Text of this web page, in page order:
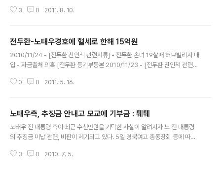
0억 '옥신각신' 2010/02/05 - [분류 전체보기] - 노태우 비자금 : 노태우 동생
박 친인척 관련서류] - 조현상 효성전무, 노재헌 하와이 콘도에 2백62만달러
콘도매입-자금출처는? 2009/10/13 - [노태우 친인척 관련서류] - 노태우 아
들 노재헌, 지난해 6월 ..
3 0 2011. 8. 10.
전두환-노태우경호에 혈세로 한해 15억원
2010/11/24 - [전두환 친인척 관련서류] - 전두환 손녀 19살때 허브빌리지 매
입 - 자금출처 의혹 [전두환 등기부등본 2010/11/23 - [전두환 친인척 관련서
것 줬나 2010/11/22 - [전두환 친인척 관련서류] - '근근이 산다던' 전재용, 미
- [전두환 친인척 관련서류] - 전두환 등기부등본 : 전두환 연희동 집 등기부등
본 2통 2010/11/17 - [전두환 친인척 관련서류] - 전두환 등기부등본 : 전재용
준아트빌 3채 ..
0 0 2011. 5. 16.
노태우측, 추징금 안내고 모교에 기부금 : 퉤퉤
노태우 전 대통령 측이 최근 수천만원을 기탁한 사실이 알려지자 노 전 대통령
의 추징금 미납 관련, 비판이 제기되고 있다. 5일 경북여고 총동창회 등에 따르
으로 5천만원을 기탁했다. 원본출처 중앙일보 http://news.joins.com/articl
3 0 2010. 7. 5.